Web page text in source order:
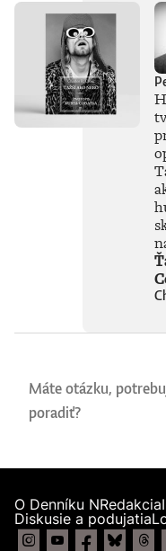
generatívnu AI
vníma len ako
najnovšiu
v dlhom
tvrdí, že sme
iba na začiatku
skutočného
Naznačuje, že
technológie,
ešte neboli ani
ovplyvnia naše
životy v 30.
tohto storočia
oveľa
než čokoľvek,
o veľkolepých
preložil Marián
si ukážku z
knihy.Richard
Susskind je
Máte otázku,
poradiť?
O Denníku NRedakcia
Diskusie a podujatia